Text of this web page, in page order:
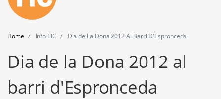
News
Events
Training
Tools
Home Info TIC Dia de La Dona 2012 Al Barri D'Espronceda
Dia de la Dona 2012 al
barri d'Espronceda